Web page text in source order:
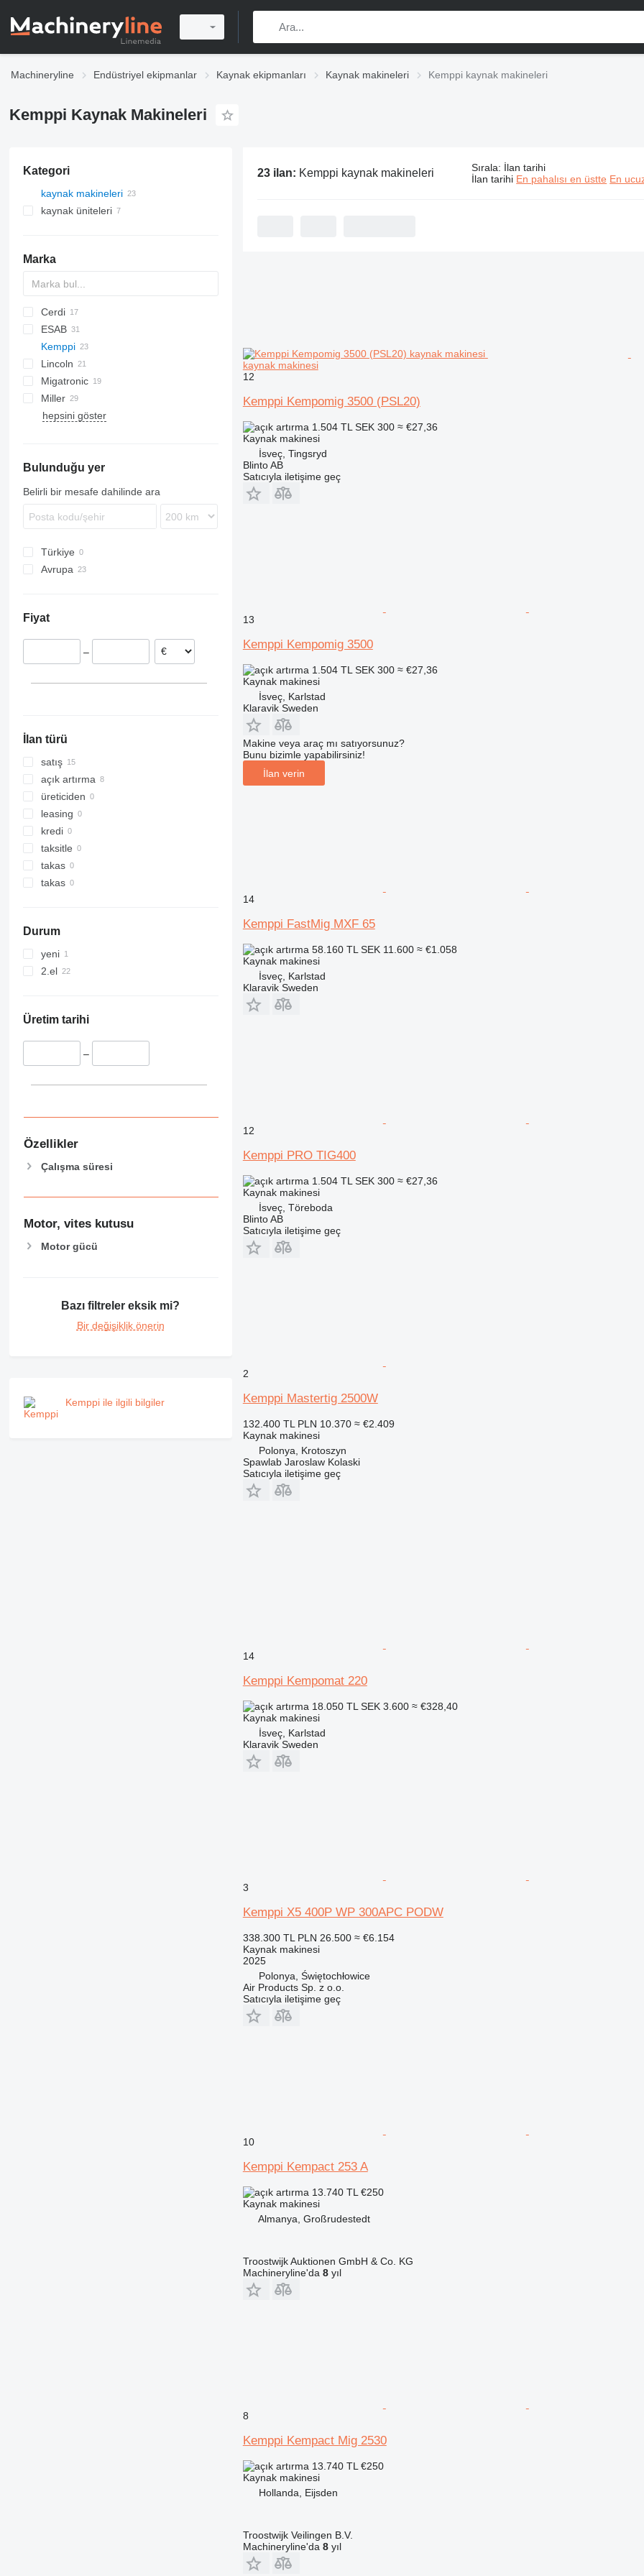
Machineryline Endüstriyel ekipmanlar Kaynak ekipmanları Kaynak makineleri Kemppi kaynak makineleri
Kemppi Kaynak Makineleri
Kategori
kaynak makineleri
kaynak üniteleri
Marka
D series
Cerdi
ESAB
LHF
ORIGO
XS
Kemppi
Minarc
Lincoln
Migatronic
Miller
Big Blue
SRH
hepsini göster
Bulunduğu yer
Belirli bir mesafe dahilinde ara
Türkiye
Avrupa
Portekiz
Hollanda
Fiyat
–
İlan türü
satış
açık artırma
üreticiden
leasing
kredi
taksitle
takas
takas
Durum
yeni
2.el
Üretim tarihi
–
Özellikler
Çalışma süresi
Motor, vites kutusu
Motor gücü
Bazı filtreler eksik mi?
Bir değişiklik önerin
Kemppi ile ilgili bilgiler
23 ilan: Kemppi kaynak makineleri Sırala: İlan tarihi
İlan tarihi En pahalısı en üstte En
kaynak makinesi
12
Kemppi Kempomig 3500 (PSL20)
1.504 TL SEK 300 ≈ €27,36
Kaynak makinesi
İsveç, Tingsryd
Blinto AB
Satıcıyla iletişime geç
13
Kemppi Kempomig 3500
1.504 TL SEK 300 ≈ €27,36
Kaynak makinesi
İsveç, Karlstad
Klaravik Sweden
Makine veya araç mı satıyorsunuz?
Bunu bizimle yapabilirsiniz!
İlan verin
14
Kemppi FastMig MXF 65
58.160 TL SEK 11.600 ≈ €1.058
Kaynak makinesi
İsveç, Karlstad
Klaravik Sweden
12
Kemppi PRO TIG400
1.504 TL SEK 300 ≈ €27,36
Kaynak makinesi
İsveç, Töreboda
Blinto AB
Satıcıyla iletişime geç
2
Kemppi Mastertig 2500W
132.400 TL PLN 10.370 ≈ €2.409
Kaynak makinesi
Polonya, Krotoszyn
Spawlab Jaroslaw Kolaski
Satıcıyla iletişime geç
14
Kemppi Kempomat 220
18.050 TL SEK 3.600 ≈ €328,40
Kaynak makinesi
İsveç, Karlstad
Klaravik Sweden
3
Kemppi X5 400P WP 300APC PODW
338.300 TL PLN 26.500 ≈ €6.154
Kaynak makinesi
2025
Polonya, Świętochłowice
Air Products Sp. z o.o.
Satıcıyla iletişime geç
10
Kemppi Kempact 253 A
13.740 TL €250
Kaynak makinesi
Almanya, Großrudestedt
Troostwijk Auktionen GmbH & Co. KG
Machineryline'da 8yıl
8
Kemppi Kempact Mig 2530
13.740 TL €250
Kaynak makinesi
Hollanda, Eijsden
Troostwijk Veilingen B.V.
Machineryline'da 8yıl